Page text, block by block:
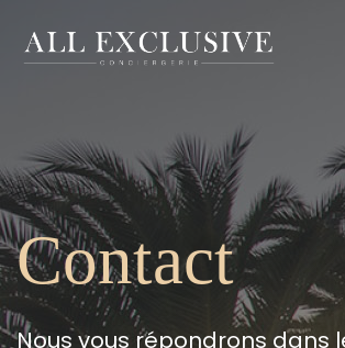
Contact
Nous vous répondrons dans